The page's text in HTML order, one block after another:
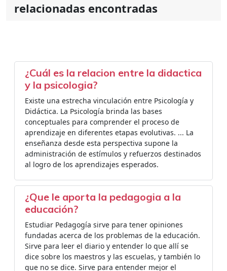
relacionadas encontradas
¿Cuál es la relacion entre la didactica
y la psicologia?
Existe una estrecha vinculación entre Psicología y
Didáctica. La Psicología brinda las bases
conceptuales para comprender el proceso de
aprendizaje en diferentes etapas evolutivas. ... La
enseñanza desde esta perspectiva supone la
administración de estímulos y refuerzos destinados
al logro de los aprendizajes esperados.
¿Que le aporta la pedagogia a la
educación?
Estudiar Pedagogía sirve para tener opiniones
fundadas acerca de los problemas de la educación.
Sirve para leer el diario y entender lo que allí se
dice sobre los maestros y las escuelas, y también lo
que no se dice. Sirve para entender mejor el